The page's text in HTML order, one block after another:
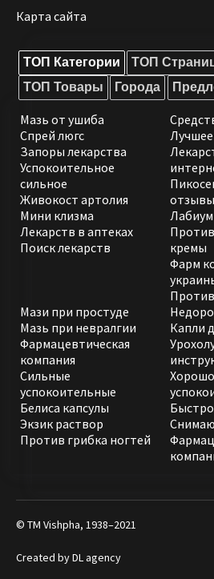
Карта сайта
ТОП Категории
ТОП
ТОП Товары
Города
Мазь от ушиба
Спрей люгс
Запоры лекарства
Успокоительное
сильное
Живокост артолия
Мини клизма
Лекарств в аптеках
Поиск лекарств
Лучшее
отзывы
кремы
Фарм
Мази при простуде
Мазь при невралгии
Фармацевтическая
компания
Сильные
успокоительные
Белиса капсулы
Экзик раствор
Против грибка ногтей
Капли
© ТМ Vishpha, 1938–2021
Created byDL agency